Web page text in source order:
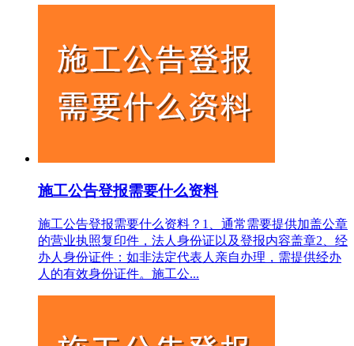
施工公告登报需要什么资料
施工公告登报需要什么资料？1‌、通常需要提供加盖公章
的营业执照复印件，法人身份证以及登报内容盖章2、经
办人身份证件‌：如非法定代表人亲自办理，需提供经办
人的有效身份证件。施工公...